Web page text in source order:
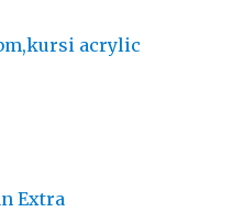
acrylic
Extra